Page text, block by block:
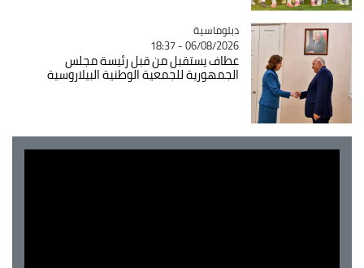
Catégorie
دبلوماسية
06/08/2026 - 18:37
عطاف يستقبل من قبل رئيسة مجلس
الجمهورية للجمعية الوطنية البيلاروسية